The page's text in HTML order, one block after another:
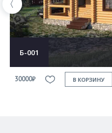
Б-001
30000₽ В КОРЗИНУ